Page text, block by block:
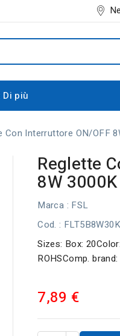
Di più
Con Interruttore ON/OFF
Reglette
8W
Marca : FSL
Cod. :
Sizes: Box:
ROHSComp.
7,89 €